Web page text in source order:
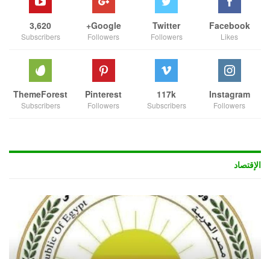
Facebook
Likes
Twitter
Followers
Google+
Followers
3,620
Subscribers
Instagram
Followers
117k
Subscribers
Pinterest
Followers
ThemeForest
Subscribers
الإقتصاد